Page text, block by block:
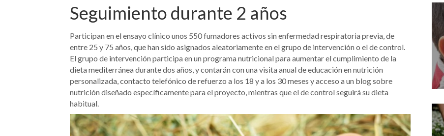
Seguimiento durante 2 años
Participan en el ensayo clínico unos 550 fumadores activos sin enfermedad respiratoria previa, de
entre 25 y 75 años, que han sido asignados aleatoriamente en el grupo de intervención o el de control.
El grupo de intervención participa en un programa nutricional para aumentar el cumplimiento de la
dieta mediterránea durante dos años, y contarán con una visita anual de educación en nutrición
personalizada, contacto telefónico de refuerzo a los 18 y a los 30 meses y acceso a un blog sobre
nutrición diseñado específicamente para el proyecto, mientras que el de control seguirá su dieta
habitual.